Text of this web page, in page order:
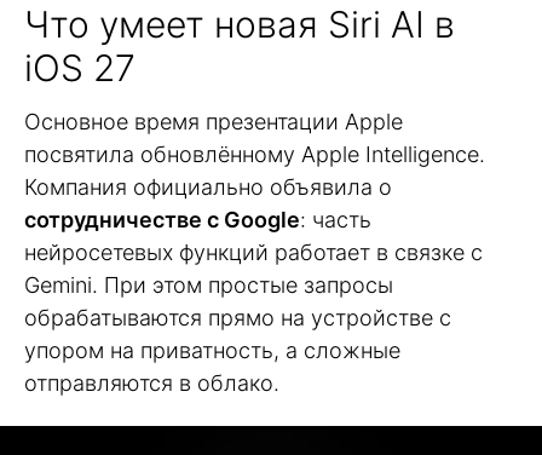
Что умеет новая Siri AI в
iOS 27
Основное время презентации Apple
посвятила обновлённому Apple Intelligence.
Компания официально объявила о
сотрудничестве с Google: часть
нейросетевых функций работает в связке с
Gemini. При этом простые запросы
обрабатываются прямо на устройстве с
упором на приватность, а сложные
отправляются в облако.